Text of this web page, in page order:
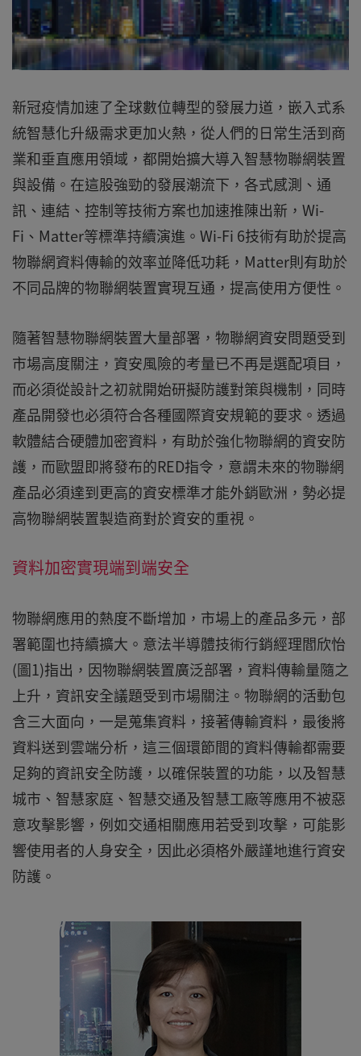
新冠疫情加速了全球數位轉型的發展力道，嵌入式系
統智慧化升級需求更加火熱，從人們的日常生活到商
業和垂直應用領域，都開始擴大導入智慧物聯網裝置
與設備。在這股強勁的發展潮流下，各式感測、通
訊、連結、控制等技術方案也加速推陳出新，Wi-
Fi、Matter等標準持續演進。Wi-Fi 6技術有助於提高
物聯網資料傳輸的效率並降低功耗，Matter則有助於
不同品牌的物聯網裝置實現互通，提高使用方便性。
隨著智慧物聯網裝置大量部署，物聯網資安問題受到
市場高度關注，資安風險的考量已不再是選配項目，
而必須從設計之初就開始研擬防護對策與機制，同時
產品開發也必須符合各種國際資安規範的要求。透過
軟體結合硬體加密資料，有助於強化物聯網的資安防
護，而歐盟即將發布的RED指令，意謂未來的物聯網
產品必須達到更高的資安標準才能外銷歐洲，勢必提
高物聯網裝置製造商對於資安的重視。
資料加密實現端到端安全
物聯網應用的熱度不斷增加，市場上的產品多元，部
署範圍也持續擴大。意法半導體技術行銷經理閻欣怡
(圖1)指出，因物聯網裝置廣泛部署，資料傳輸量隨之
上升，資訊安全議題受到市場關注。物聯網的活動包
含三大面向，一是蒐集資料，接著傳輸資料，最後將
資料送到雲端分析，這三個環節間的資料傳輸都需要
足夠的資訊安全防護，以確保裝置的功能，以及智慧
城市、智慧家庭、智慧交通及智慧工廠等應用不被惡
意攻擊影響，例如交通相關應用若受到攻擊，可能影
響使用者的人身安全，因此必須格外嚴謹地進行資安
防護。